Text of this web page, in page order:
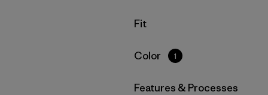
Filtrar por
Fit
Filtrar por
Color 1
Filtrar por
Features & Processes